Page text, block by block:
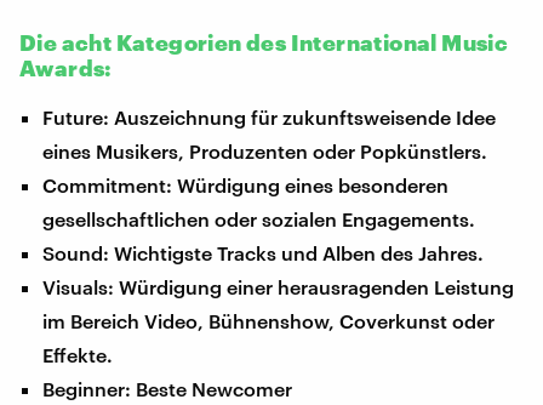
Die acht Kategorien des International Music
Awards:
Future: Auszeichnung für zukunftsweisende Idee
eines Musikers, Produzenten oder Popkünstlers.
Commitment: Würdigung eines besonderen
gesellschaftlichen oder sozialen Engagements.
Sound: Wichtigste Tracks und Alben des Jahres.
Visuals: Würdigung einer herausragenden Leistung
im Bereich Video, Bühnenshow, Coverkunst oder
Effekte.
Beginner: Beste Newcomer